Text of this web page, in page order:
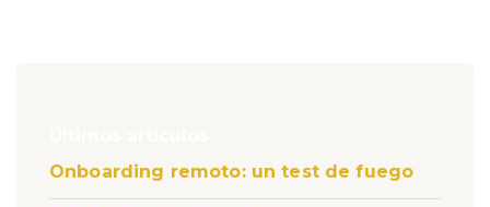
Onboarding remoto: un test de fuego